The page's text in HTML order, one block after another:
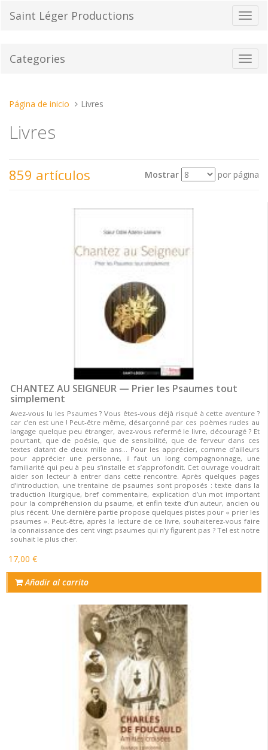
el
de
Saint Léger Productions
Categories
Estas
Página de inicio Livres
Livres
859 artículos Mostrar por página
Ordenar por
CHANTEZ AU SEIGNEUR — Prier les Psaumes tout
simplement
Avez-vous lu les Psaumes ? Vous êtes-vous déjà risqué à cette aventure ?
car c’en est une ! Peut-être même, désarçonné par ces poèmes rudes au
langage quelque peu étranger, avez-vous refermé le livre, découragé ? Et
pourtant, que de poésie, que de sensibilité, que de ferveur dans ces
textes datant de deux mille ans… Pour les apprécier, comme d’ailleurs
pour apprécier une personne, il faut un long compagnonnage, une
familiarité qui peu à peu s’installe et s’approfondit. Cet ouvrage voudrait
aider son lecteur à entrer dans cette rencontre. Après quelques pages
d’introduction, une trentaine de psaumes sont proposés : texte dans la
traduction liturgique, bref commentaire, explication d’un mot important
pour la compréhension du psaume, et enfin texte d’un auteur, ancien ou
plus récent. Une dernière partie propose quelques pistes pour « prier les
psaumes ». Peut-être, après la lecture de ce livre, souhaiterez-vous faire
la connaissance des cent vingt psaumes qui n’y figurent pas ? Tel est notre
souhait le plus cher.
17,00 €
Añadir al carrito